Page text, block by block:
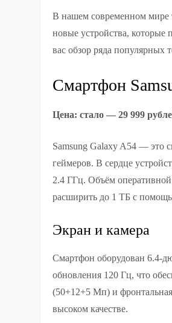
В нашем современном мире
новые устройства,
вас обзор ряда популярных
Смартфон
Цена: стало — 29 999
Samsung Galaxy A54 — это
геймеров. В сердце
2.4 ГГц. Объём
расширить до 1 ТБ с
Экран и камера
Смартфон оборудован 6.4-
обновления 120 Гц, что
(50+12+5 Мп) и
высоком качестве.